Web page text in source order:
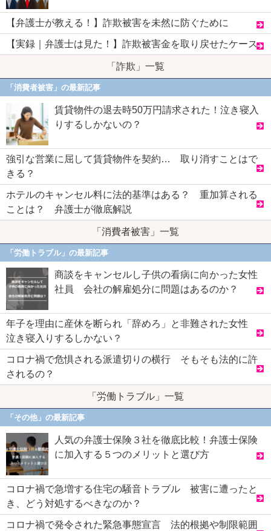
【弁護士が教える！】詐欺被害を未然に防ぐために
【実録｜弁護士は見た！】詐欺被害金を取り戻せたケース
「詐欺」一覧
「消費者被害」の最新記事
賃貸物件の退去時50万円請求された！泣き寝入
りするしかないの？
強引な営業に屈して賃貸物件を契約… 取り消すことはで
きる？
ホテルのキャンセル料に法的基準はある？ 重加算される
ことは？ 弁護士が徹底解説
「消費者被害」一覧
「労働トラブル」の最新記事
商談をキャンセルし子供の看病に向かった女性
社員 会社の解雇処分に問題はあるのか？
年子を理由に産休を断られ「辞めろ」と非難された女性
泣き寝入りするしかない？
コロナ禍で危惧される派遣切りの横行 そもそも法的に許
されるの？
「労働トラブル」一覧
「その他」の最新記事
人気の弁護士保険３社を徹底比較！弁護士保険
に加入する５つのメリットと選び方
コロナ禍で急増する住宅の騒音トラブル 被害に遭ったと
き、どう対処するべきなのか？
コロナ禍で発令された緊急事態宣言 法的根拠や制限範囲